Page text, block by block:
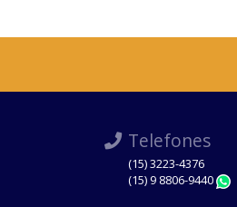
Telefones
(15) 3223-4376
(15) 9 8806-9440